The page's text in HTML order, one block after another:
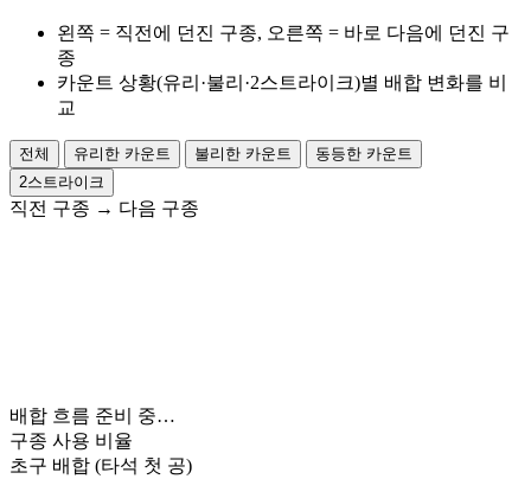
왼쪽 = 직전에 던진 구종, 오른쪽 = 바로 다음에 던진 구
종
카운트 상황(유리·불리·2스트라이크)별 배합 변화를 비
교
전체 유리한 카운트 불리한 카운트
동등한 카운트
2스트라이크
직전 구종 → 다음 구종
배합 흐름 준비 중…
구종 사용 비율
초구 배합 (타석 첫 공)